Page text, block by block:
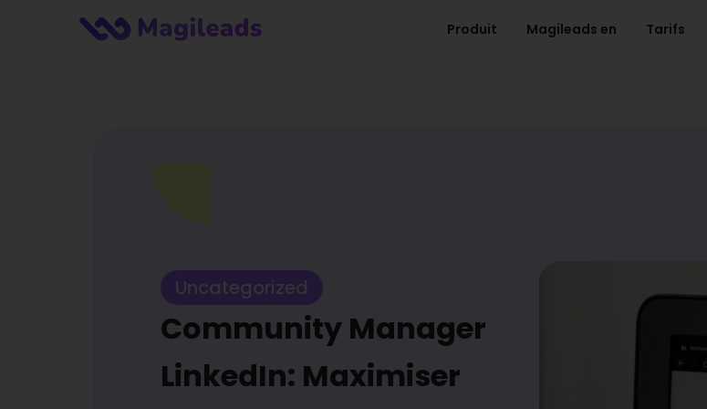
Produit Magileads en Tarifs
Uncategorized
Community Manager
LinkedIn: Maximiser